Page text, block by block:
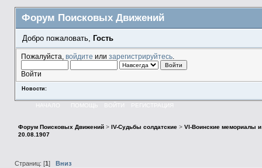
Форум Поисковых Движений
Добро пожаловать, Гость
Пожалуйста, войдите или зарегистрируйтесь.
Войти
Новости:
НАЧАЛО ПОМОЩЬ ВОЙТИ РЕГИСТРАЦИЯ
Форум Поисковых Движений> IV-Судьбы солдатские> VI-Воинские мемориалы и
20.08.1907
Страниц: [1 ] Вниз